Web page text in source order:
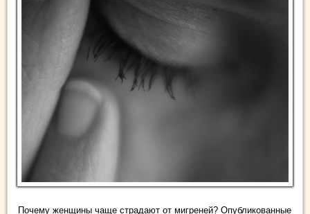
Почему женщины чаще страдают от мигреней? Опубликованные